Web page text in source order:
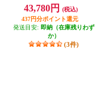
43,780円
(税込)
437円分ポイント還元
発送目安: 即納（在庫残りわず
か）
(3件)